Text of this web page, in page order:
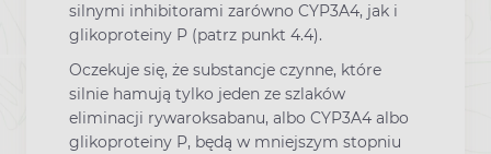
silnymi inhibitorami zarówno CYP3A4, jak i
glikoproteiny P (patrz punkt 4.4).
Oczekuje się, że substancje czynne, które
silnie hamują tylko jeden ze szlaków
eliminacji rywaroksabanu, albo CYP3A4 albo
glikoproteiny P, będą w mniejszym stopniu